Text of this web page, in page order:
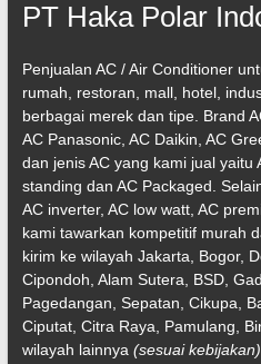
PT Haka Polar
Penjualan AC / Air Conditioner
rumah, restoran, mall, hotel,
berbagai merek dan tipe. Brand
AC Panasonic, AC Daikin, AC
dan jenis AC yang kami jual yaitu
standing dan AC Packaged.
AC inverter, AC low watt, AC
kami tawarkan kompetitif murah
kirim ke wilayah Jakarta, Bogor,
Cipondoh, Alam Sutera, BSD,
Pagedangan, Sepatan, Cikupa,
Ciputat, Citra Raya, Pamulang,
wilayah lainnya (sesuai kebijakan)